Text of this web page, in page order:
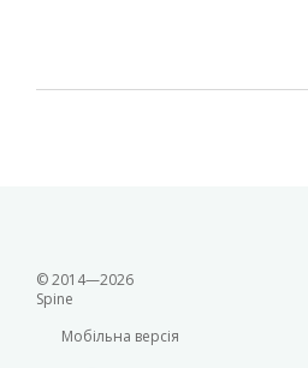
© 2014—2026
Spine
Мобільна версія